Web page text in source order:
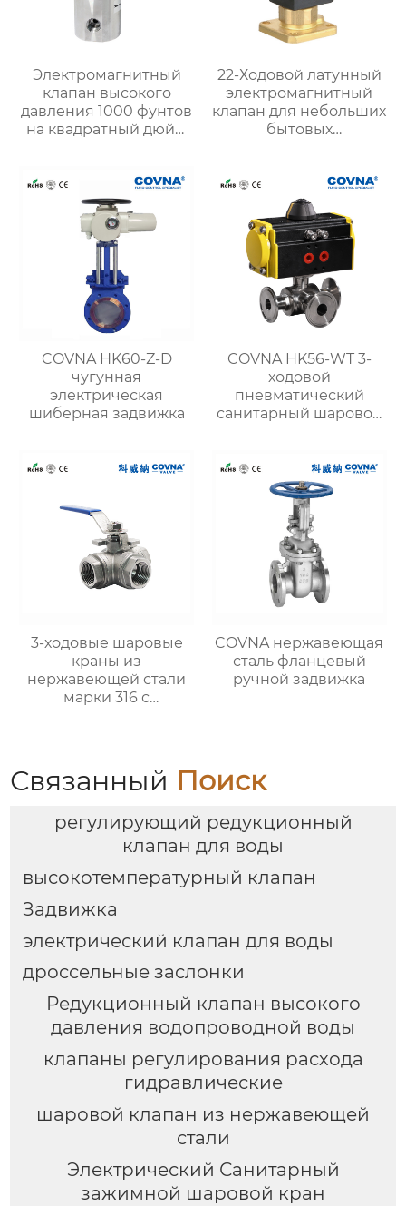
Электромагнитный
клапан высокого
давления 1000 фунтов
на квадратный дюйм
22-Ходовой латунный
электромагнитный
клапан для небольших
бытовых
COVNA HK60-Z-D
чугунная
электрическая
шиберная задвижка
COVNA HK56-WT 3-
ходовой
пневматический
санитарный шаровой
3-ходовые шаровые
краны из
нержавеющей стали
марки 316 с
COVNA нержавеющая
сталь фланцевый
ручной задвижка
Связанный Поиск
регулирующий редукционный
клапан для воды
высокотемпературный клапан
Задвижка
электрический клапан для воды
дроссельные заслонки
Редукционный клапан высокого
давления водопроводной воды
клапаны регулирования расхода
гидравлические
шаровой клапан из нержавеющей
стали
Электрический Санитарный
зажимной шаровой кран